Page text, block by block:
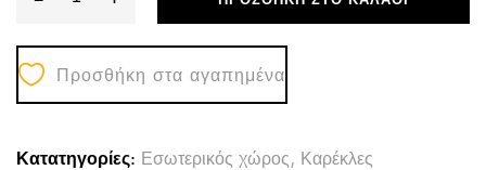
ΠΟΛΥΘΡΟΝΑ
TIANA
ΜΑΥΡH
ΜΕ
Προσθήκη στα αγαπημένα
Κατατηγορίες: Εσωτερικός χώρος, Καρέκλες